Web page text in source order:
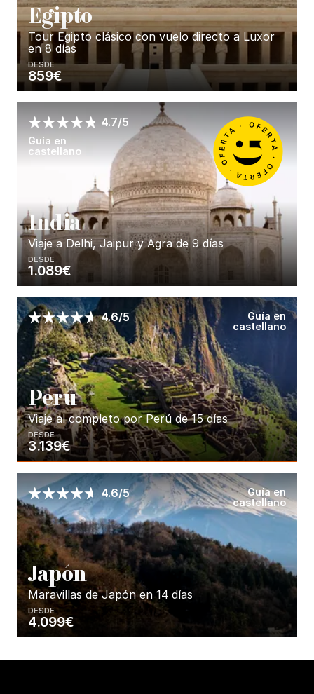
Egipto
Tour Egipto clásico con vuelo directo a Luxor
en 8 días
DESDE
859€
Enséñame más...
4.7/5
Guía en
castellano
India
Viaje a Delhi, Jaipur y Agra de 9 días
DESDE
1.089€
Enséñame más...
4.6/5
Guía en
castellano
Perú
Viaje al completo por Perú de 15 días
DESDE
3.139€
Enséñame más...
4.6/5
Guía en
castellano
Japón
Maravillas de Japón en 14 días
DESDE
4.099€